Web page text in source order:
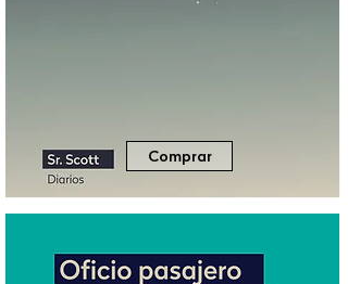
Comprar